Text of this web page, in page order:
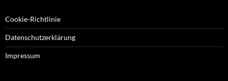
Cookie-Richtlinie
Datenschutzerklärung
Impressum